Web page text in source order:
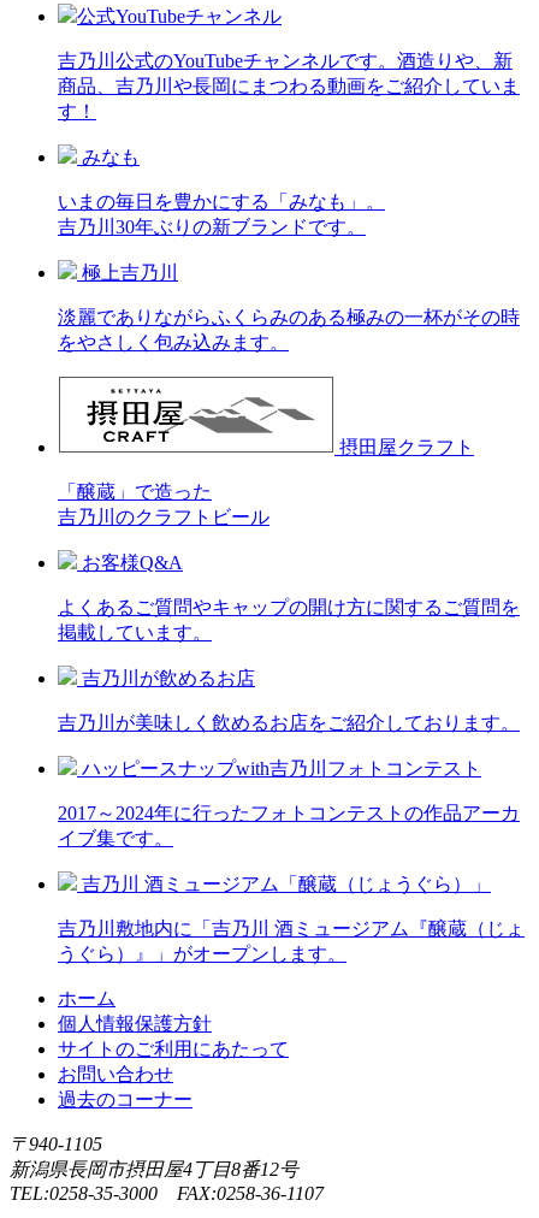
公式YouTubeチャンネル
吉乃川公式のYouTubeチャンネルです。酒造りや、新
商品、吉乃川や長岡にまつわる動画をご紹介していま
す！
みなも
いまの毎日を豊かにする「みなも」。
吉乃川30年ぶりの新ブランドです。
極上吉乃川
淡麗でありながらふくらみのある極みの一杯がその時
をやさしく包み込みます。
摂田屋クラフト
「醸蔵」で造った
吉乃川のクラフトビール
お客様Q&A
よくあるご質問やキャップの開け方に関するご質問を
掲載しています。
吉乃川が飲めるお店
吉乃川が美味しく飲めるお店をご紹介しております。
ハッピースナップwith吉乃川フォトコンテスト
2017～2024年に行ったフォトコンテストの作品アーカ
イブ集です。
吉乃川 酒ミュージアム「醸蔵（じょうぐら）」
吉乃川敷地内に「吉乃川 酒ミュージアム『醸蔵（じょ
うぐら）』」がオープンします。
ホーム
個人情報保護方針
サイトのご利用にあたって
お問い合わせ
過去のコーナー
〒940-1105
新潟県長岡市摂田屋4丁目8番12号
TEL:0258-35-3000 FAX:0258-36-1107